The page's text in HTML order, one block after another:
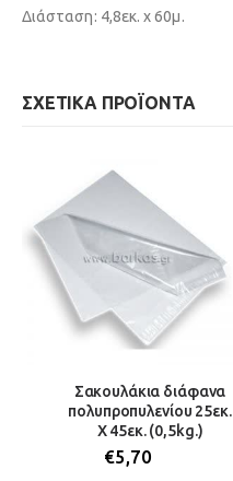
Διάσταση: 4,8εκ. x 60μ.
ΣΧΕΤΙΚΆ ΠΡΟΪΌΝΤΑ
Σακουλάκια διάφανα
πολυπροπυλενίου 25εκ.
Χ 45εκ. (0,5kg.)
€5,70